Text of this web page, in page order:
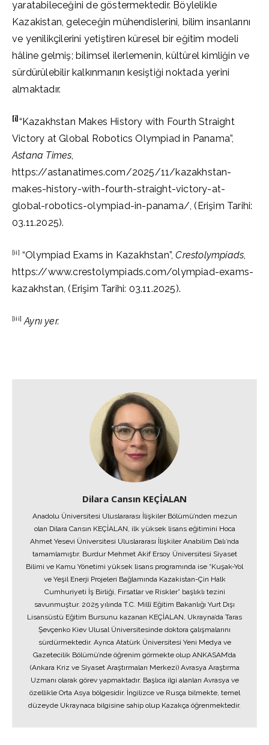
yaratabileceğini de göstermektedir. Böylelikle
Kazakistan, geleceğin mühendislerini, bilim insanlarını
ve yenilikçilerini yetiştiren küresel bir eğitim modeli
hâline gelmiş; bilimsel ilerlemenin, kültürel kimliğin ve
sürdürülebilir kalkınmanın kesiştiği noktada yerini
almaktadır.
[i] “Kazakhstan Makes History with Fourth Straight
Victory at Global Robotics Olympiad in Panama”,
Astana Times,
https://astanatimes.com/2025/11/kazakhstan-
makes-history-with-fourth-straight-victory-at-
global-robotics-olympiad-in-panama/, (Erişim Tarihi:
03.11.2025).
[ii] “Olympiad Exams in Kazakhstan”,Crestolympiads,
https://www.crestolympiads.com/olympiad-exams-
kazakhstan, (Erişim Tarihi: 03.11.2025).
[iii] Aynı yer.
Dilara Cansın KEÇİALAN
Anadolu Üniversitesi Uluslararası İlişkiler Bölümü’nden mezun
olan Dilara Cansın KEÇİALAN, ilk yüksek lisans eğitimini Hoca
Ahmet Yesevi Üniversitesi Uluslararası İlişkiler Anabilim Dalı’nda
tamamlamıştır. Burdur Mehmet Akif Ersoy Üniversitesi Siyaset
Bilimi ve Kamu Yönetimi yüksek lisans programında ise “Kuşak-Yol
ve Yeşil Enerji Projeleri Bağlamında Kazakistan-Çin Halk
Cumhuriyeti İş Birliği, Fırsatlar ve Riskler” başlıklı tezini
savunmuştur. 2025 yılında T.C. Millî Eğitim Bakanlığı Yurt Dışı
Lisansüstü Eğitim Bursunu kazanan KEÇİALAN, Ukrayna’da Taras
Şevçenko Kiev Ulusal Üniversitesinde doktora çalışmalarını
sürdürmektedir. Ayrıca Atatürk Üniversitesi Yeni Medya ve
Gazetecilik Bölümü’nde öğrenim görmekte olup ANKASAM’da
(Ankara Kriz ve Siyaset Araştırmaları Merkezi) Avrasya Araştırma
Uzmanı olarak görev yapmaktadır. Başlıca ilgi alanları Avrasya ve
özellikle Orta Asya bölgesidir. İngilizce ve Rusça bilmekte, temel
düzeyde Ukraynaca bilgisine sahip olup Kazakça öğrenmektedir.